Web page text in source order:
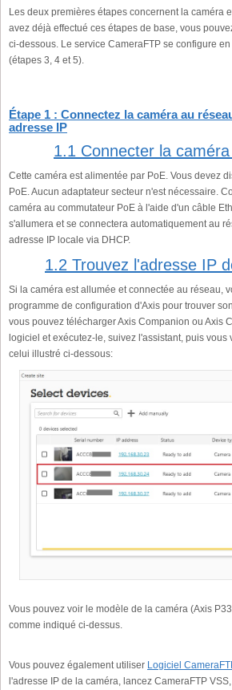
Les deux premières étapes concernent la caméra
avez déjà effectué ces étapes de base, vous
ci-dessous. Le service CameraFTP se configure
(étapes 3, 4 et 5).
Étape 1 : Connectez la caméra au
adresse IP
1.1 Connecter la
Cette caméra est alimentée par PoE. Vous devez
PoE. Aucun adaptateur secteur n'est nécessaire.
caméra au commutateur PoE à l'aide d'un câble
s'allumera et se connectera automatiquement au
adresse IP locale via DHCP.
1.2 Trouvez l'adresse IP
Si la caméra est allumée et connectée au réseau,
programme de configuration d'Axis pour trouver
vous pouvez télécharger Axis Companion ou Axis
logiciel et exécutez-le, suivez l'assistant, puis
celui illustré ci-dessous:
Vous pouvez voir le modèle de la caméra (Axis
comme indiqué ci-dessus.
Vous pouvez également utiliser Logiciel
l'adresse IP de la caméra, lancez CameraFTP